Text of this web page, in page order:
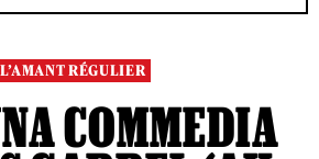
L’AMANT RÉGULIER
COMMEDIA